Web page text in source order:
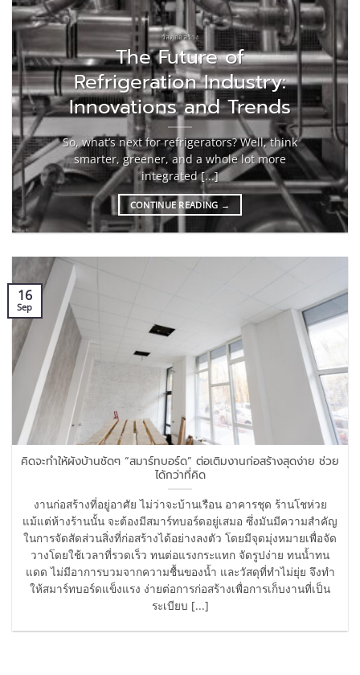
วัสดุก่อสร้าง
The Future of
Refrigeration Industry:
Innovations and Trends
So, what’s next for refrigerators? Well, think
smarter, greener, and a whole lot more
integrated [...]
CONTINUE READING →
คิดจะทำให้ผังบ้านชัดๆ “สมาร์ทบอร์ด” ต่อเติมงานก่อสร้างสุดง่าย ช่วย
ได้กว่าที่คิด
งานก่อสร้างที่อยู่อาศัย ไม่ว่าจะบ้านเรือน อาคารชุด ร้านโชห่วย
แม้แต่ห้างร้านนั้น จะต้องมีสมาร์ทบอร์ดอยู่เสมอ ซึ่งมันมีความสำคัญ
ในการจัดสัดส่วนสิ่งที่ก่อสร้างได้อย่างลงตัว โดยมีจุดมุ่งหมายเพื่อจัด
วางโดยใช้เวลาที่รวดเร็ว ทนต่อแรงกระแทก จัดรูปง่าย ทนน้ำทน
แดด ไม่มีอาการบวมจากความชื้นของน้ำ และวัสดุที่ทำไม่ยุ่ย จึงทำ
ให้สมาร์ทบอร์ดแข็งแรง ง่ายต่อการก่อสร้างเพื่อการเก็บงานที่เป็น
ระเบียบ [...]
16
Sep